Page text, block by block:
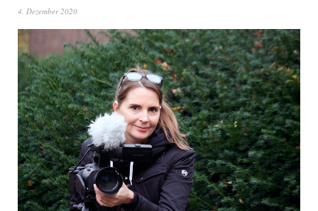
4. Dezember 2020